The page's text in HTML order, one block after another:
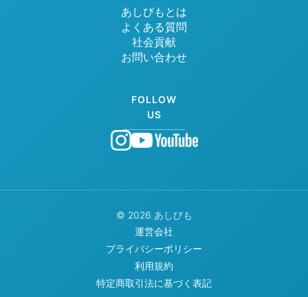
あしびもとは
よくある質問
社会貢献
お問い合わせ
FOLLOW
US
運営会社
プライバシーポリシー
利用規約
特定商取引法に基づく表記
© 2026 あしびも